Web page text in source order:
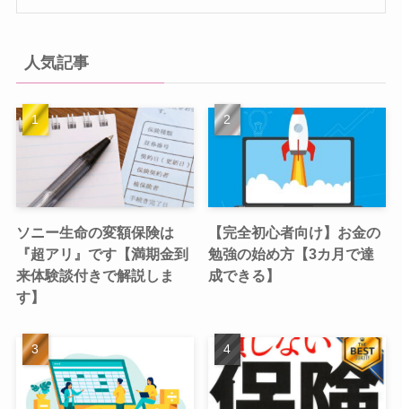
人気記事
ソニー生命の変額保険は
『超アリ』です【満期金到
来体験談付きで解説しま
す】
【完全初心者向け】お金の
勉強の始め方【3カ月で達
成できる】